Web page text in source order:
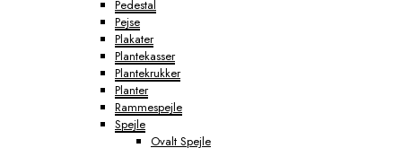
Pedestal
Pejse
Plakater
Plantekasser
Plantekrukker
Planter
Rammespejle
Spejle
Ovalt Spejle